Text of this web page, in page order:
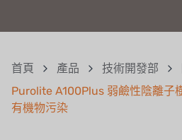
首頁 產品 技術開發部
Purolite A100Plus 弱鹼性陰離子
有機物污染